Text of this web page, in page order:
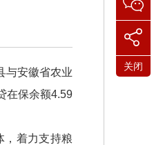
与安徽省农业
在保余额4.59
，着力支持粮
关闭